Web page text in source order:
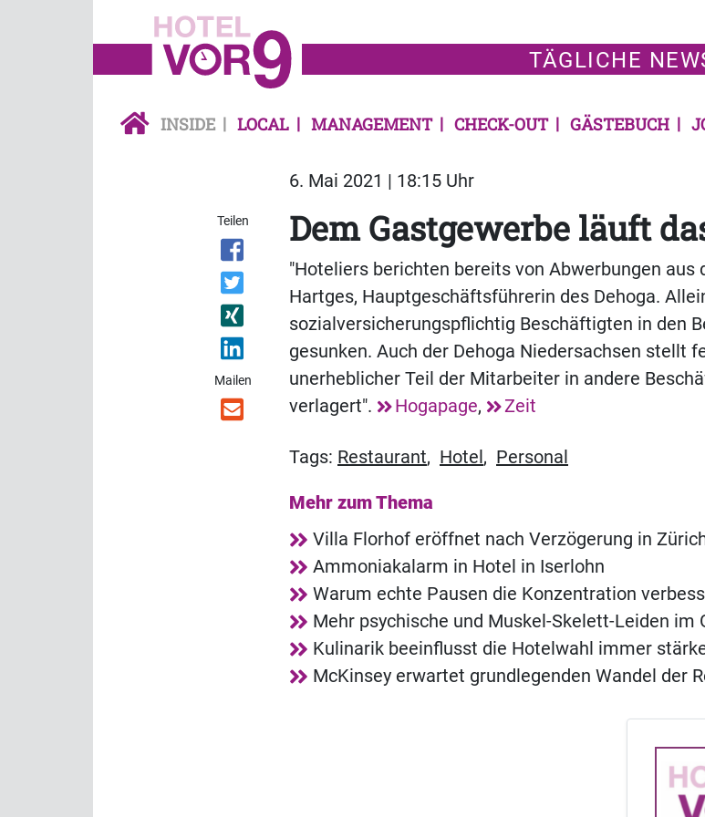
TÄGLICHE
INSIDE LOCAL MANAGEMENT CHECK-OUT GÄSTEBUCH
6. Mai 2021 | 18:15 Uhr
Teilen
Mailen
Dem Gastgewerbe läuft
"Hoteliers berichten bereits von Abwerbungen aus
Hartges, Hauptgeschäftsführerin des Dehoga.
sozialversicherungspflichtig Beschäftigten in den
gesunken. Auch der Dehoga Niedersachsen stellt
unerheblicher Teil der Mitarbeiter in andere
verlagert".
Hogapage, Zeit
Tags: Restaurant, Hotel , Personal
Mehr zum Thema
Villa Florhof eröffnet nach Verzögerung in
Ammoniakalarm in Hotel in Iserlohn
Warum echte Pausen die Konzentration
Mehr psychische und Muskel-Skelett-Leiden im
Kulinarik beeinflusst die Hotelwahl immer
McKinsey erwartet grundlegenden Wandel der